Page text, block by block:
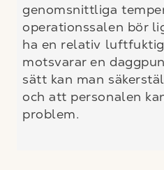
genomsnittliga
operationssalen bör
ha en relativ
motsvarar en
sätt kan man
och att personalen
problem.